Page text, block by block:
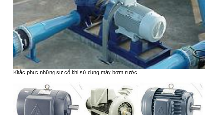
Khắc phục những sự cố khi sử dụng máy bơm nước